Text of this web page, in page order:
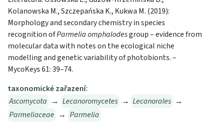
Kolanowska M., Szczepańska K., Kukwa M. (2019):
Morphology and secondary chemistry in species
recognition ofParmelia omphalodesgroup – evidence from
molecular data with notes on the ecological niche
modelling and genetic variability of photobionts. –
MycoKeys 61: 39–74.
taxonomické zařazení:
Ascomycota → Lecanoromycetes → Lecanorales →
Parmeliaceae → Parmelia